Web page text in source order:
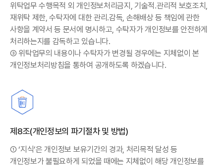
위탁업무 수행목적 외 개인정보처리금지, 기술적․관리적 보호조치,
재위탁 제한, 수탁자에 대한 관리․감독, 손해배상 등 책임에 관한
사항을 계약서 등 문서에 명시하고, 수탁자가 개인정보를 안전하게
처리하는지를 감독하고 있습니다.
③ 위탁업무의 내용이나 수탁자가 변경될 경우에는 지체없이 본
개인정보처리방침을 통하여 공개하도록 하겠습니다.
제8조(개인정보의 파기절차 및 방법)
① ‘지식’은 개인정보 보유기간의 경과, 처리목적 달성 등
개인정보가 불필요하게 되었을 때에는 지체없이 해당 개인정보를